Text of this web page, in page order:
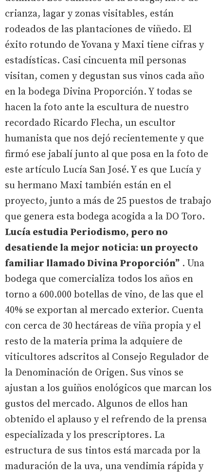
crianza, lagar y zonas visitables, están
rodeados de las plantaciones de viñedo. El
éxito rotundo de Yovana y Maxi tiene cifras y
estadísticas. Casi cincuenta mil personas
visitan, comen y degustan sus vinos cada año
en la bodega Divina Proporción. Y todas se
hacen la foto ante la escultura de nuestro
recordado Ricardo Flecha, un escultor
humanista que nos dejó recientemente y que
firmó ese jabalí junto al que posa en la foto de
este artículo Lucía San José. Y es que Lucía y
su hermano Maxi también están en el
proyecto, junto a más de 25 puestos de trabajo
que genera esta bodega acogida a la DO Toro.
Lucía estudia Periodismo, pero no
desatiende la mejor noticia: un proyecto
familiar llamado Divina Proporción” . Una
bodega que comercializa todos los años en
torno a 600.000 botellas de vino, de las que el
40% se exportan al mercado exterior. Cuenta
con cerca de 30 hectáreas de viña propia y el
resto de la materia prima la adquiere de
viticultores adscritos al Consejo Regulador de
la Denominación de Origen. Sus vinos se
ajustan a los guiños enológicos que marcan los
gustos del mercado. Algunos de ellos han
obtenido el aplauso y el refrendo de la prensa
especializada y los prescriptores. La
estructura de sus tintos está marcada por la
maduración de la uva, una vendimia rápida y